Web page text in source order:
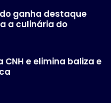
ganha destaque
a culinária do
e elimina baliza e